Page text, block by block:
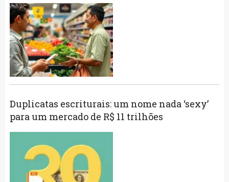
Duplicatas escriturais: um nome nada ‘sexy’
para um mercado de R$ 11 trilhões